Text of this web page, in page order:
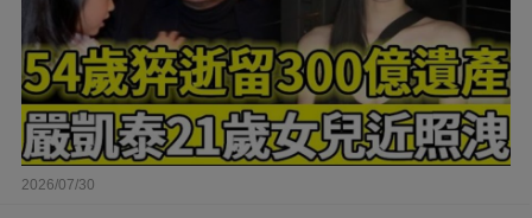
2026/07/30